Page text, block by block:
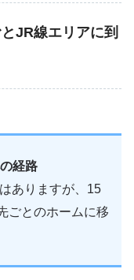
JR線エリアに到
経路
ありますが、15
ごとのホームに移